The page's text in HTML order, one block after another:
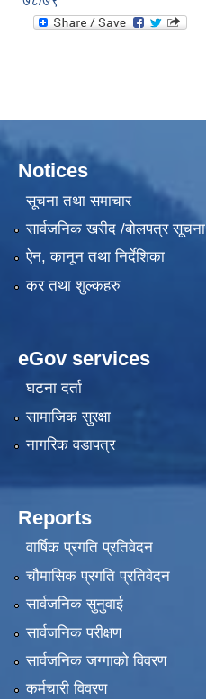
Notices
सूचना तथा समाचार
सार्वजनिक खरीद /बोलपत्र सूचना
ऐन, कानून तथा निर्देशिका
कर तथा शुल्कहरु
eGov services
घटना दर्ता
सामाजिक सुरक्षा
नागरिक वडापत्र
Reports
वार्षिक प्रगति प्रतिवेदन
चौमासिक प्रगति प्रतिवेदन
सार्वजनिक सुनुवाई
सार्वजनिक परीक्षण
सार्वजनिक जग्गाको विवरण
कर्मचारी विवरण